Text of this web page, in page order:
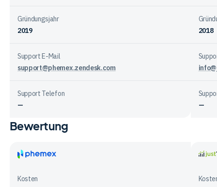
Gründungsjahr
2019
2018
Support E-Mail
support@phemex.zendesk.com
Support Telefon
—
—
Vergleichstabelle
Unternehmensstruktur
der
Bewertung
Kosten